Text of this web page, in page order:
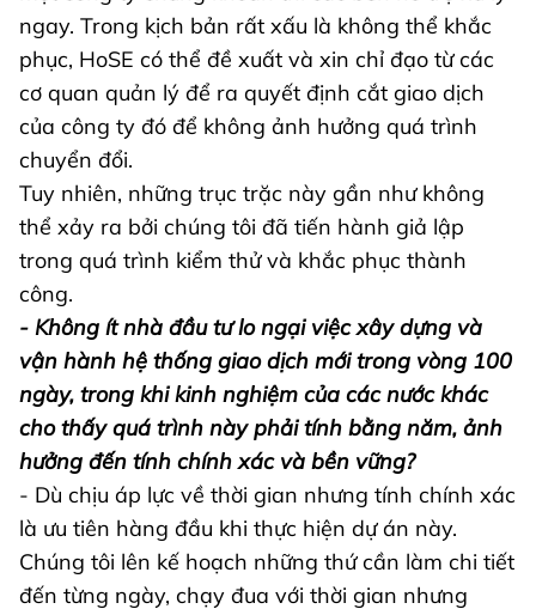
ngay. Trong kịch bản rất xấu là không thể khắc
phục, HoSE có thể đề xuất và xin chỉ đạo từ các
cơ quan quản lý để ra quyết định cắt giao dịch
của công ty đó để không ảnh hưởng quá trình
chuyển đổi.
Tuy nhiên, những trục trặc này gần như không
thể xảy ra bởi chúng tôi đã tiến hành giả lập
trong quá trình kiểm thử và khắc phục thành
công.
- Không ít nhà đầu tư lo ngại việc xây dựng và
vận hành hệ thống giao dịch mới trong vòng 100
ngày, trong khi kinh nghiệm của các nước khác
cho thấy quá trình này phải tính bằng năm, ảnh
hưởng đến tính chính xác và bền vững?
- Dù chịu áp lực về thời gian nhưng tính chính xác
là ưu tiên hàng đầu khi thực hiện dự án này.
Chúng tôi lên kế hoạch những thứ cần làm chi tiết
đến từng ngày, chạy đua với thời gian nhưng